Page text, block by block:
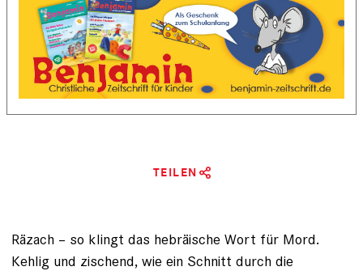
TEILEN
Räzach – so klingt das hebräische Wort für Mord.
Kehlig und zischend, wie ein Schnitt durch die